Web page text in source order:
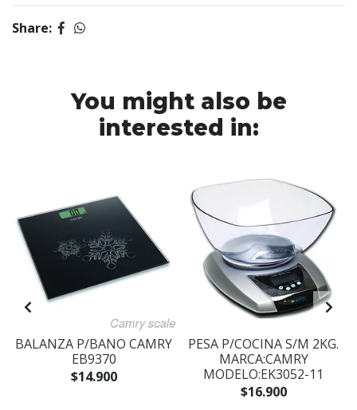
Share:
You might also be
interested in:
BALANZA P/BANO CAMRY
EB9370
$14.900
PESA P/COCINA S/M 2KG.
MARCA:CAMRY
MODELO:EK3052-11
$16.900